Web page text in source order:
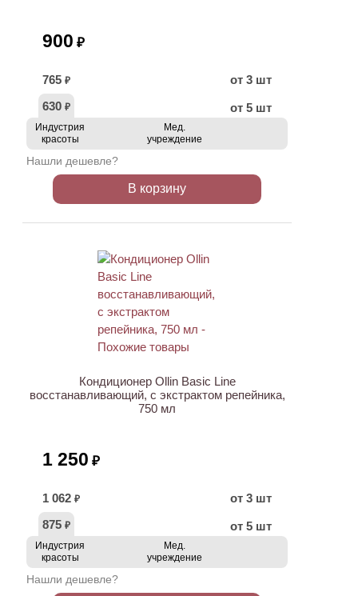
900 ₽
765 ₽
от 3 шт
630 ₽ от 5 шт
Индустрия
красоты
Мед.
учреждение
Нашли дешевле?
В корзину
Кондиционер Ollin Basic Line
восстанавливающий, с экстрактом репейника,
750 мл
1 250 ₽
1 062 ₽
от 3 шт
875 ₽ от 5 шт
Индустрия
красоты
Мед.
учреждение
Нашли дешевле?